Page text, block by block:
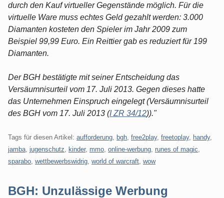
durch den Kauf virtueller Gegenstände möglich. Für die
virtuelle Ware muss echtes Geld gezahlt werden: 3.000
Diamanten kosteten den Spieler im Jahr 2009 zum
Beispiel 99,99 Euro. Ein Reittier gab es reduziert für 199
Diamanten.
Der BGH bestätigte mit seiner Entscheidung das
Versäumnisurteil vom 17. Juli 2013. Gegen dieses hatte
das Unternehmen Einspruch eingelegt (Versäumnisurteil
des BGH vom 17. Juli 2013 (I ZR 34/12))."
Tags für diesen Artikel: aufforderung bgh free2play, freetoplay, handy,
jamba jugenschutz kinder, mmo online-werbung runes of magic
sparabo wettbewerbswidrig world of warcraft wow
BGH: Unzulässige Werbung